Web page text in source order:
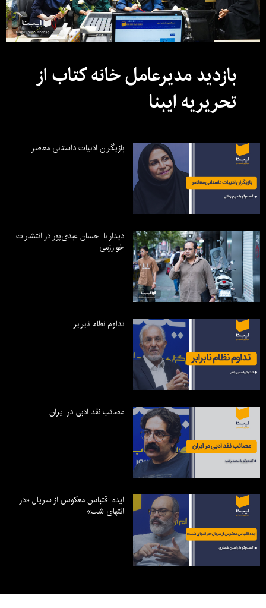
بازدید مدیرعامل خانه کتاب از
تحریریه ایبنا
بازیگران ادبیات داستانی معاصر
دیدار با احسان عبدی‌پور در انتشارات
خوارزمی
تداوم نظام نابرابر
مصائب نقد ادبی در ایران
ایده اقتباس معکوس از سریال «در
انتهای شب»